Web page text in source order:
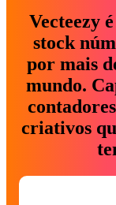
Vecteezy
stock
por mais
mundo.
criativos